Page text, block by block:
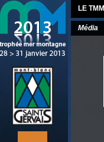
Média
LE TMM